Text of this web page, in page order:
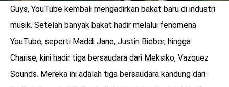
benefit
menarik
Guys, YouTube kembali mengadirkan bakat baru di industri
musik. Setelah banyak bakat hadir melalui fenomena
YouTube, seperti Maddi Jane, Justin Bieber, hingga
Charise, kini hadir tiga bersaudara dari Meksiko, Vazquez
Sounds. Mereka ini adalah tiga bersaudara kandung dari